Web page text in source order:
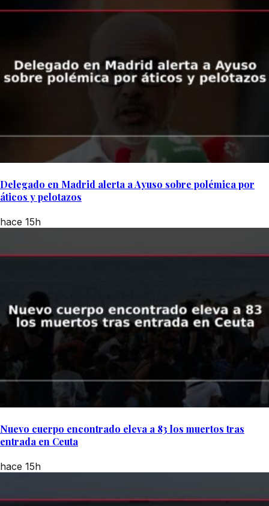
Delegado en Madrid alerta a Ayuso sobre polémica por
áticos y pelotazos
hace 15h
Nuevo cuerpo encontrado eleva a 83 los muertos tras
entrada en Ceuta
hace 15h